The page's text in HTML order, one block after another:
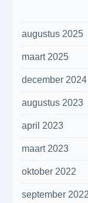
augustus 2025
maart 2025
december 2024
augustus 2023
april 2023
maart 2023
oktober 2022
september 2022